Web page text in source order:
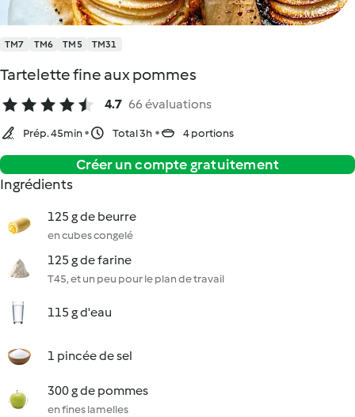
TM7 TM6 TM5 TM31
Tartelette fine aux pommes
4.7 66 évaluations
Prép. 45min Total 3h 4 portions
Créer un compte gratuitement
Ingrédients
125 g de beurre
en cubes congelé
125 g de farine
T45, et un peu pour le plan de travail
115 g d'eau
1 pincée de sel
300 g de pommes
en fines lamelles